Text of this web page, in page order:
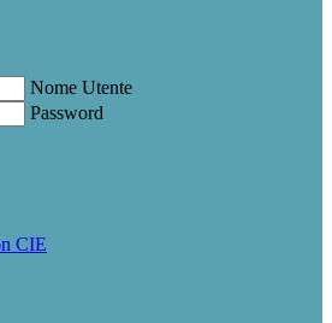
Nome Utente
Password
CIE